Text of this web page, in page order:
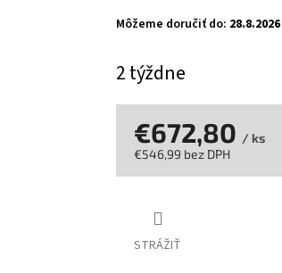
2 týždne
Môžeme doručiť do: 28.8.2026
STRÁŽIŤ
€672,80 / ks
€546,99 bez DPH
z
5